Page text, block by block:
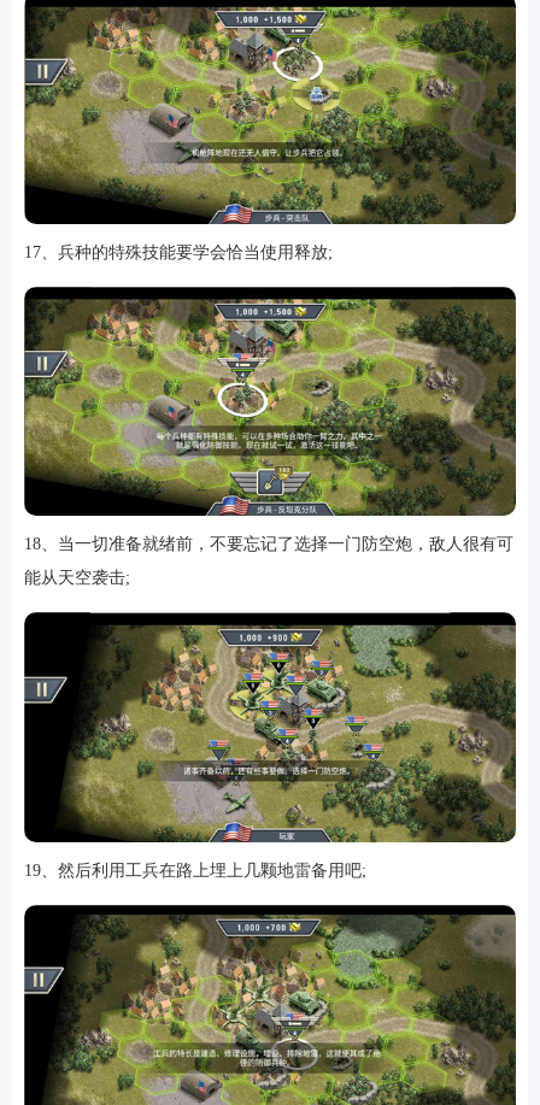
17、兵种的特殊技能要学会恰当使用释放;
18、当一切准备就绪前，不要忘记了选择一门防空炮，敌人很有可
能从天空袭击;
19、然后利用工兵在路上埋上几颗地雷备用吧;